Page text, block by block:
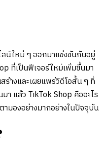
น์ใหม่ ๆ ออกมาแข่งขันกันอยู่
ที่เป็นฟีเจอร์ใหม่เพิ่มขึ้นมา
ร้างและเผยแพร่วิดีโอสั้น ๆ ที่
า แล้ว TikTok Shop คืออะไร
มองอย่างมากอย่างในปัจจุบัน